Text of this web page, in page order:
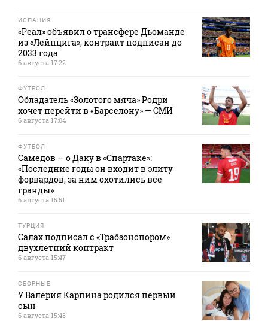
ИСПАНИЯ
«Реал» объявил о трансфере Дьоманде
из «Лейпцига», контракт подписан до
2033 года
6 августа 17:22
ФУТБОЛ
Обладатель «Золотого мяча» Родри
хочет перейти в «Барселону» — СМИ
6 августа 17:04
ФУТБОЛ
Самедов — о Даку в «Спартаке»:
«Последние годы он входит в элиту
форвардов, за ним охотились все
гранды»
6 августа 15:51
ТУРЦИЯ
Салах подписал с «Трабзонспором»
двухлетний контракт
6 августа 15:47
СБОРНЫЕ
У Валерия Карпина родился первый
сын
6 августа 15:43